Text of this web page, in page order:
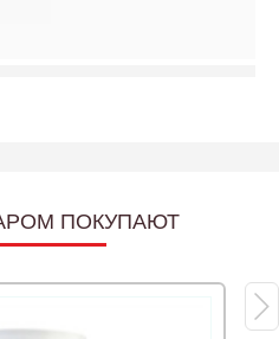
ПОКУПАЮТ